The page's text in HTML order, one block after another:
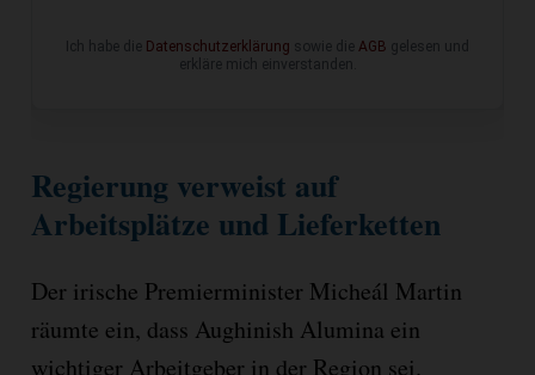
Ich habe die Datenschutzerklärung sowie die AGB gelesen und
erkläre mich einverstanden.
Regierung verweist auf
Arbeitsplätze und Lieferketten
Der irische Premierminister Micheál Martin
räumte ein, dass Aughinish Alumina ein
wichtiger Arbeitgeber in der Region sei.